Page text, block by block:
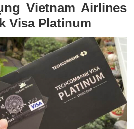
Vietnam Airlines
Visa Platinum